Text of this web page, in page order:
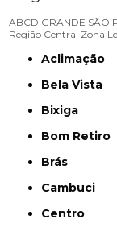
ABCD GRANDE SÃO
Região Central Zona
Aclimação
Bela Vista
Bixiga
Bom Retiro
Brás
Cambuci
Centro